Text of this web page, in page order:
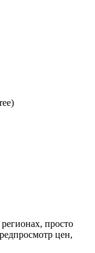
просто
цен,